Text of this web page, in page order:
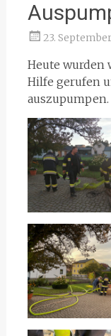
23.
Heute wurden
Hilfe gerufen
auszupumpen.